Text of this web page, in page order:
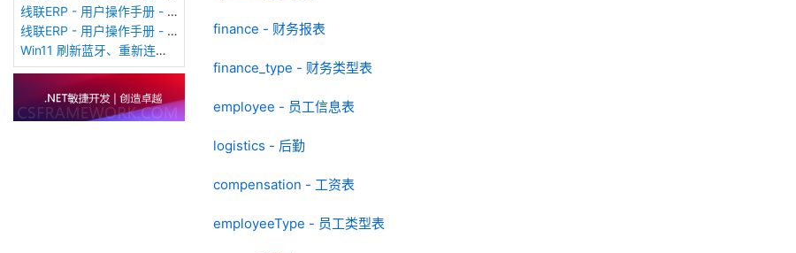
线联ERP - 用户操作手册 - 班次管理
线联ERP - 用户操作手册 - 排班管理
Win11 刷新蓝牙、重新连接蓝牙音响
finance - 财务报表
finance_type - 财务类型表
employee - 员工信息表
logistics - 后勤
compensation - 工资表
employeeType - 员工类型表